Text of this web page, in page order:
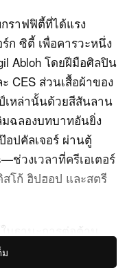
ราฟฟิตี้ที่ได้แรง
ก ซิตี้ เพื่อคารวะหนึ่ง
Abloh โดยฝีมือศิลปิน
CES ส่วนเสื้อผ้าของ
เหล่านั้นด้วยสีสันลาน
ฉลองบทบาทอันยิ่ง
ปคัลเจอร์ ผ่านตู้
ช่วงเวลาที่ครีเอเตอร์
โก้ ฮิปฮอป และสตรี
นฐานะการต่อต้าน
ได้” Kamara เขียน
ล่อเลี้ยงเราไม่รู้จบ